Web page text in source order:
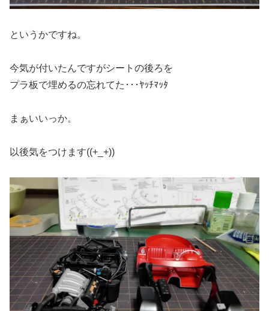
というかですね。
今気が付いたんですがシートの後ろを
プラ板で埋めるの忘れてた･･･ﾔｯﾁﾏｯﾀ
まぁいいっか。
以後気をつけます((+_+))